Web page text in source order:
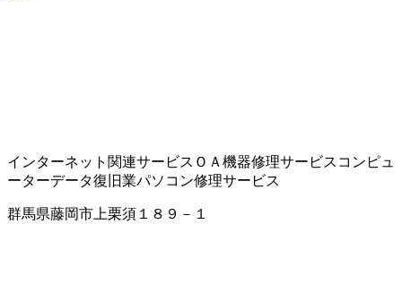
インターネット関連サービス ＯＡ機器修理サービス コンピュ
ーターデータ復旧業パソコン修理サービス
群馬県藤岡市上栗須１８９－１